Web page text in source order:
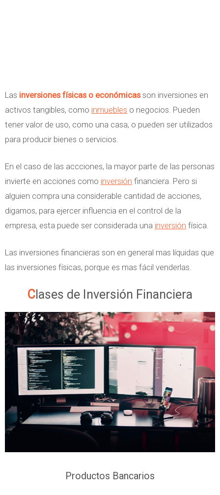
Las inversiones físicas o económicasson inversiones en
activos tangibles, como inmuebles o negocios. Pueden
tener valor de uso, como una casa, o pueden ser utilizados
para producir bienes o servicios.
En el caso de las accciones, la mayor parte de las personas
invierte en acciones como inversión financiera. Pero si
alguien compra una considerable cantidad de acciones,
digamos, para ejercer influencia en el control de la
empresa, esta puede ser considerada una inversión física.
Las inversiones financieras son en general mas líquidas que
las inversiones físicas, porque es mas fácil venderlas.
Clases de Inversión Financiera
Productos Bancarios